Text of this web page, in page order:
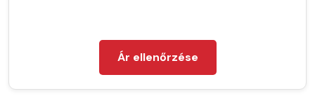
Ár ellenőrzése